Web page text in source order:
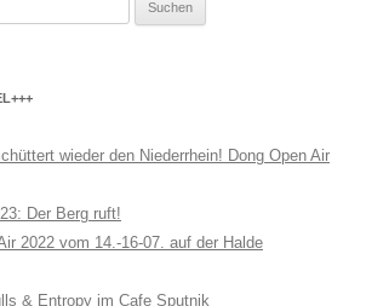
wieder den Niederrhein! Dong Open Air
Der Berg ruft!
2022 vom 14.-16-07. auf der Halde
& Entropy im Cafe Sputnik